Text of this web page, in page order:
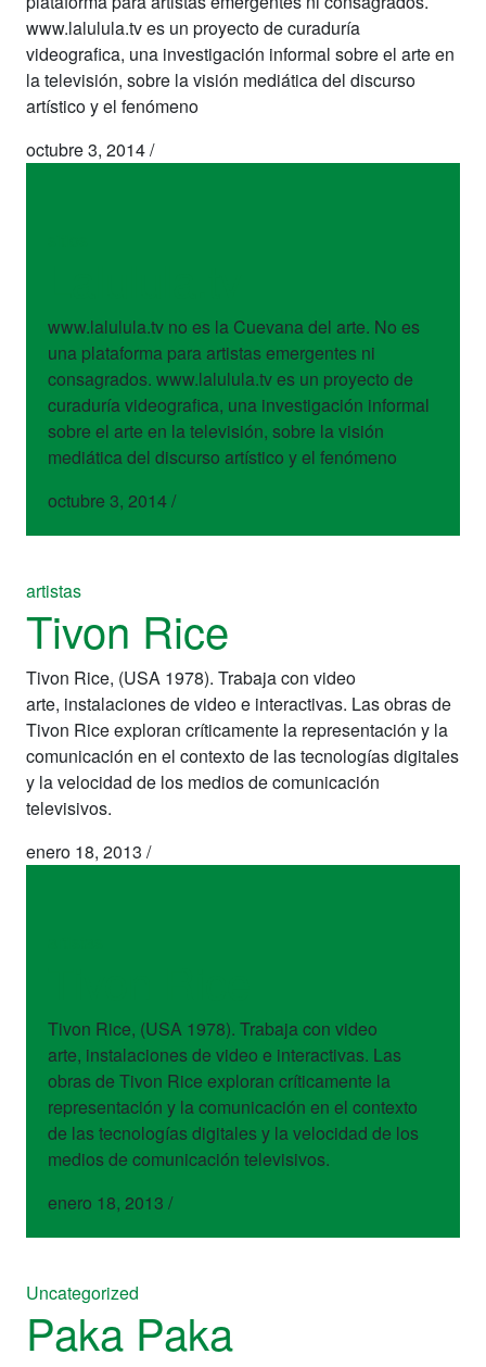
www.lalulula.tv es un proyecto de curaduría
videografica, una investigación informal sobre el arte en
la televisión, sobre la visión mediática del discurso
artístico y el fenómeno
octubre 3, 2014/
www.lalulula.tv no es la Cuevana del arte. No es
una plataforma para artistas emergentes ni
consagrados. www.lalulula.tv es un proyecto de
curaduría videografica, una investigación informal
sobre el arte en la televisión, sobre la visión
mediática del discurso artístico y el fenómeno
octubre 3, 2014/
artistas
Tivon Rice
Tivon Rice, (USA 1978). Trabaja con video
arte, instalaciones de video e interactivas. Las obras de
Tivon Rice exploran críticamente la representación y la
comunicación en el contexto de las tecnologías digitales
y la velocidad de los medios de comunicación
televisivos.
enero 18, 2013 /
Tivon Rice, (USA 1978). Trabaja con video
arte, instalaciones de video e interactivas. Las
obras de Tivon Rice exploran críticamente la
representación y la comunicación en el contexto
de las tecnologías digitales y la velocidad de los
medios de comunicación televisivos.
enero 18, 2013 /
Uncategorized
Paka Paka